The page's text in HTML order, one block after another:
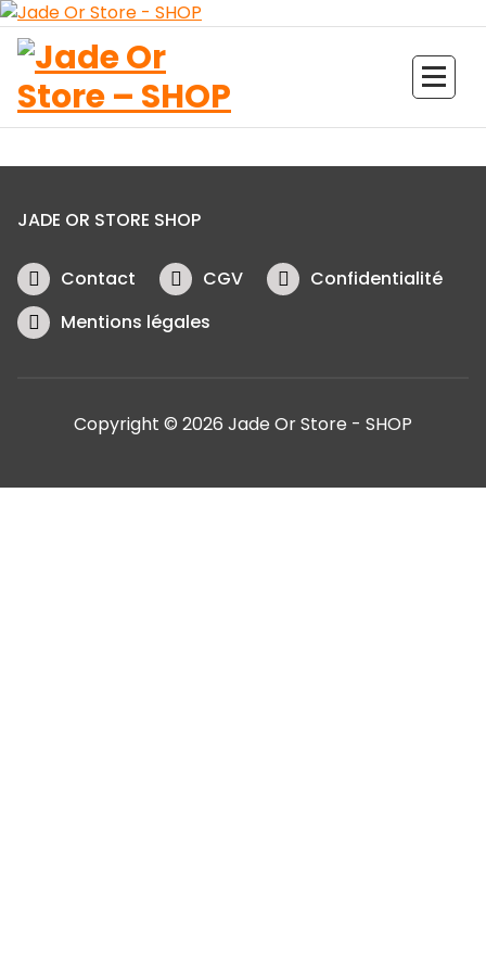
Aller
au
contenu
JADE OR STORE SHOP
Contact CGV
Confidentialité
Mentions légales
Copyright © 2026 Jade Or Store - SHOP